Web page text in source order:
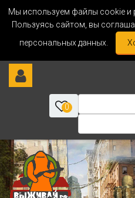
Мы используем файлы cookie и
Пользуясь сайтом, вы
персональных данных.
0